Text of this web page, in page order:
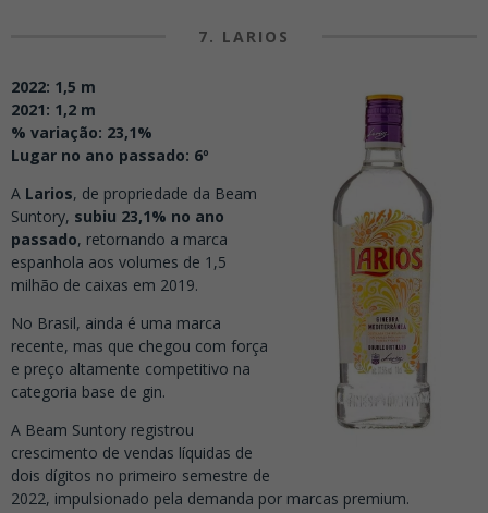
7. LARIOS
2022: 1,5 m
2021: 1,2 m
% variação: 23,1%
Lugar no ano passado: 6º
A Larios, de propriedade da Beam
Suntory, subiu 23,1% no ano
passado, retornando a marca
espanhola aos volumes de 1,5
milhão de caixas em 2019.
No Brasil, ainda é uma marca
recente, mas que chegou com força
e preço altamente competitivo na
categoria base de gin.
A Beam Suntory registrou
crescimento de vendas líquidas de
dois dígitos no primeiro semestre de
2022, impulsionado pela demanda por marcas premium.